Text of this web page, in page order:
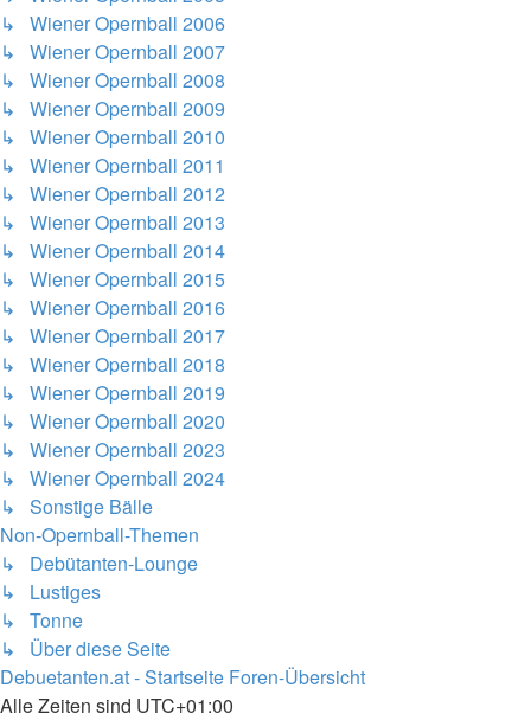
↳ Wiener Opernball 2006
↳ Wiener Opernball 2007
↳ Wiener Opernball 2008
↳ Wiener Opernball 2009
↳ Wiener Opernball 2010
↳ Wiener Opernball 2011
↳ Wiener Opernball 2012
↳ Wiener Opernball 2013
↳ Wiener Opernball 2014
↳ Wiener Opernball 2015
↳ Wiener Opernball 2016
↳ Wiener Opernball 2017
↳ Wiener Opernball 2018
↳ Wiener Opernball 2019
↳ Wiener Opernball 2020
↳ Wiener Opernball 2023
↳ Wiener Opernball 2024
↳ Sonstige Bälle
Non-Opernball-Themen
↳ Debütanten-Lounge
↳ Lustiges
↳ Tonne
↳ Über diese Seite
Debuetanten.at - Startseite Foren-Übersicht
Alle Zeiten sind UTC+01:00